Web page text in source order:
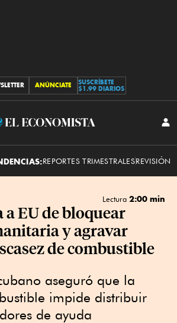
ANÚNCIATE
SUSCRÍBETE
$1.99 DIARIOS
El
REPORTES TRIMESTRALESREVISIÓN
Lectura 2:00 min
a EU de bloquear
y agravar
de combustible
aseguró que la
impide distribuir
de ayuda